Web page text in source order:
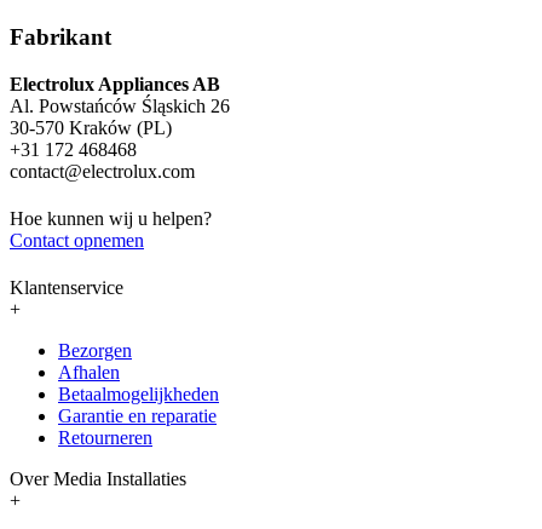
Fabrikant
Electrolux Appliances AB
Al. Powstańców Śląskich 26
30-570 Kraków (PL)
+31 172 468468
contact@electrolux.com
Hoe kunnen wij u helpen?
Contact opnemen
Klantenservice
+
Bezorgen
Afhalen
Betaalmogelijkheden
Garantie en reparatie
Retourneren
Over Media Installaties
+